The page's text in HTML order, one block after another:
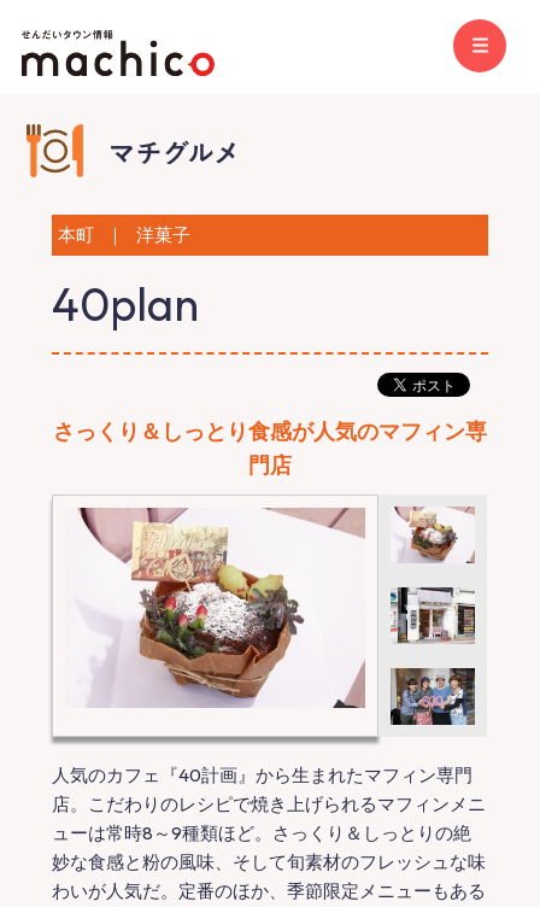
本町 ｜ 洋菓子
40plan
さっくり＆しっとり食感が人気のマフィン専
門店
人気のカフェ『40計画』から生まれたマフィン専門
店。こだわりのレシピで焼き上げられるマフィンメニ
ューは常時8～9種類ほど。さっくり＆しっとりの絶
妙な食感と粉の風味、そして旬素材のフレッシュな味
わいが人気だ。定番のほか、季節限定メニューもある